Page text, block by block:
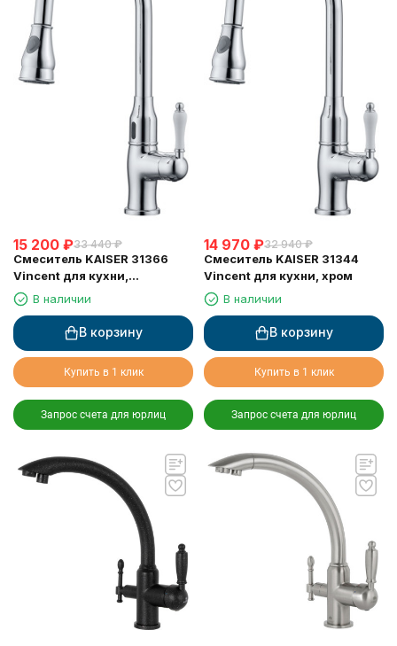
15 200 ₽33 440 ₽
Смеситель KAISER 31366
Vincent для кухни,
сенсорное управление,
вытяжная лейка, Sensor
В наличии
В корзину
Купить в 1 клик
Запрос счета для юрлиц
14 970 ₽32 940 ₽
Смеситель KAISER 31344
Vincent для кухни, хром
В наличии
В корзину
Купить в 1 клик
Запрос счета для юрлиц